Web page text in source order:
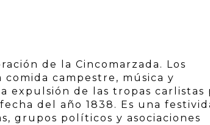
de la Cincomarzada. Los
campestre, música y
expulsión de las tropas carlistas
del año 1838. Es una
grupos políticos y asociaciones